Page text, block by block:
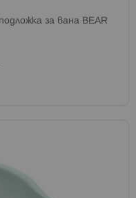
за вана BEAR